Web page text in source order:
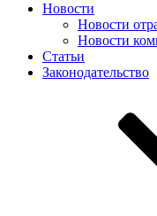
Новости
Новости
Новости
Статьи
Законодательство